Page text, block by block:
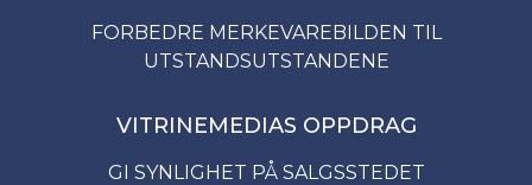
FORBEDRE MERKEVAREBILDEN TIL
UTSTANDSUTSTANDENE
VITRINEMEDIAS OPPDRAG
GI SYNLIGHET PÅ SALGSSTEDET